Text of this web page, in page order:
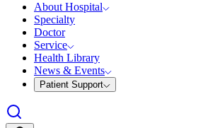
About Hospital
Specialty
Doctor
Service
Health Library
News & Events
Patient Support